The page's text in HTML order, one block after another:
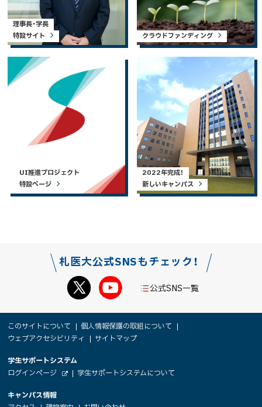
理事長・学長
特設サイト
クラウドファンディング
UI推進プロジェクト
特設ページ
2022年完成！
新しいキャンパス
札医大公式SNSもチェック！
公式SNS一覧
サ
ト
報
このサイトについて
個人情報保護の取組について
ウェブアクセシビリティ
サイトマップ
大
学
関
学生サポートシステム
ログインページ
（
新
ィ
学生サポートシステムについて
キャンパス情報
（ （